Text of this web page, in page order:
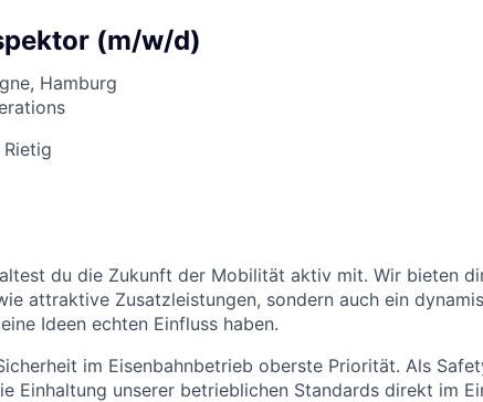
(m/w/d)
Hamburg
du die Zukunft der Mobilität aktiv mit. Wir bieten
attraktive Zusatzleistungen, sondern auch ein
Ideen echten Einfluss haben.
im Eisenbahnbetrieb oberste Priorität. Als
Einhaltung unserer betrieblichen Standards direkt im